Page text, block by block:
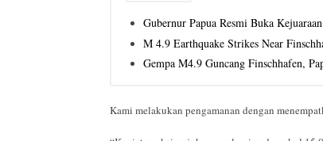
Gubernur Papua Resmi Buka
M 4.9 Earthquake Strikes Near
Gempa M4.9 Guncang Finschhafen,
Kami melakukan pengamanan dengan